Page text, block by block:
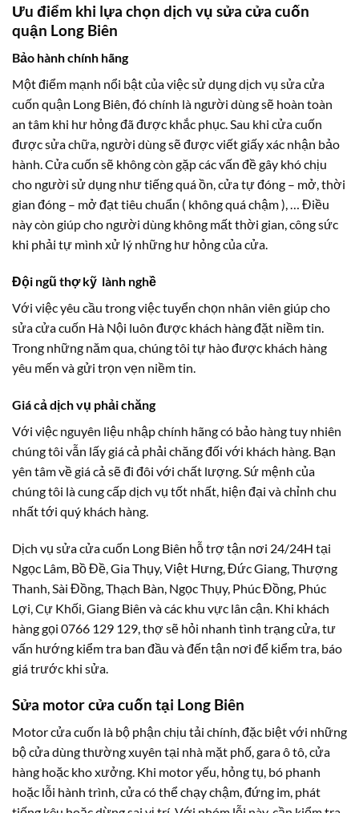
Ưu điểm khi lựa chọn dịch vụ sửa cửa cuốn
quận Long Biên
Bảo hành chính hãng
Một điểm mạnh nổi bật của việc sử dụng dịch vụ sửa cửa
cuốn quận Long Biên, đó chính là người dùng sẽ hoàn toàn
an tâm khi hư hỏng đã được khắc phục. Sau khi cửa cuốn
được sửa chữa, người dùng sẽ được viết giấy xác nhận bảo
hành. Cửa cuốn sẽ không còn gặp các vấn đề gây khó chịu
cho người sử dụng như tiếng quá ồn, cửa tự đóng – mở, thời
gian đóng – mở đạt tiêu chuẩn ( không quá chậm ), … Điều
này còn giúp cho người dùng không mất thời gian, công sức
khi phải tự mình xử lý những hư hỏng của cửa.
Đội ngũ thợ kỹ lành nghề
Với việc yêu cầu trong việc tuyển chọn nhân viên giúp cho
sửa cửa cuốn Hà Nội luôn được khách hàng đặt niềm tin.
Trong những năm qua, chúng tôi tự hào được khách hàng
yêu mến và gửi trọn vẹn niềm tin.
Giá cả dịch vụ phải chăng
Với việc nguyên liệu nhập chính hãng có bảo hàng tuy nhiên
chúng tôi vẫn lấy giá cả phải chăng đối với khách hàng. Bạn
yên tâm về giá cả sẽ đi đôi với chất lượng. Sứ mệnh của
chúng tôi là cung cấp dịch vụ tốt nhất, hiện đại và chỉnh chu
nhất tới quý khách hàng.
Dịch vụ sửa cửa cuốn Long Biên hỗ trợ tận nơi 24/24H tại
Ngọc Lâm, Bồ Đề, Gia Thụy, Việt Hưng, Đức Giang, Thượng
Thanh, Sài Đồng, Thạch Bàn, Ngọc Thụy, Phúc Đồng, Phúc
Lợi, Cự Khối, Giang Biên và các khu vực lân cận. Khi khách
hàng gọi 0766 129 129, thợ sẽ hỏi nhanh tình trạng cửa, tư
vấn hướng kiểm tra ban đầu và đến tận nơi để kiểm tra, báo
giá trước khi sửa.
Sửa motor cửa cuốn tại Long Biên
Motor cửa cuốn là bộ phận chịu tải chính, đặc biệt với những
bộ cửa dùng thường xuyên tại nhà mặt phố, gara ô tô, cửa
hàng hoặc kho xưởng. Khi motor yếu, hỏng tụ, bó phanh
hoặc lỗi hành trình, cửa có thể chạy chậm, đứng im, phát